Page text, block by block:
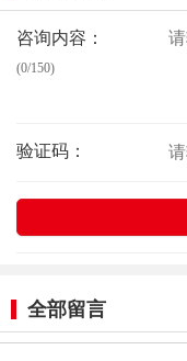
咨询内容：
(0/150)
验证码：
全部留言